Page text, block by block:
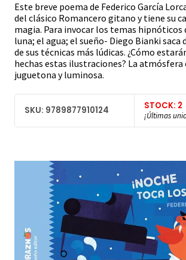
Este breve poema de Federico García
del clásico Romancero gitano y tiene su
magia. Para invocar los temas hipnóticos
luna; el agua; el sueño- Diego Bianki saca
de sus técnicas más lúdicas. ¿Cómo
hechas estas ilustraciones? La atmósfera
juguetona y luminosa.
SKU: 9789877910124 STOCK: 2
¡Últimas